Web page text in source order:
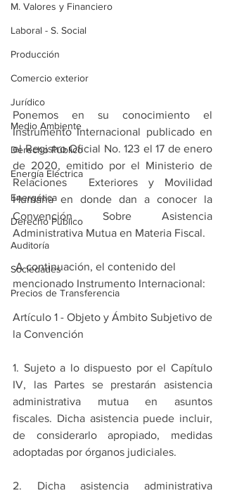
M. Valores y Financiero
Laboral - S. Social
Producción
Comercio exterior
Jurídico
Medio Ambiente
Derecho Público
Energía Eléctrica
Energética
Derecho Público
Auditoría
Sociedades
Precios de Transferencia
Ponemos en su conocimiento el
Instrumento Internacional publicado en
el Registro Oficial No. 123 el 17 de enero
de 2020, emitido por el Ministerio de
Relaciones  Exteriores y Movilidad
Humana en donde dan a conocer la
Convención Sobre Asistencia
Administrativa Mutua en Materia Fiscal.
A continuación, el contenido del
mencionado Instrumento Internacional:
Artículo 1 - Objeto y Ámbito Subjetivo de
la Convención
1. Sujeto a lo dispuesto por el Capítulo
IV, las Partes se prestarán asistencia
administrativa mutua en asuntos
fiscales. Dicha asistencia puede incluir,
de considerarlo apropiado, medidas
adoptadas por órganos judiciales.
2. Dicha asistencia administrativa